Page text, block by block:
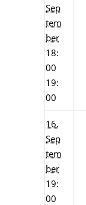
Sep
tem
ber
18:
00
19:
00
16.
Sep
tem
ber
19:
00